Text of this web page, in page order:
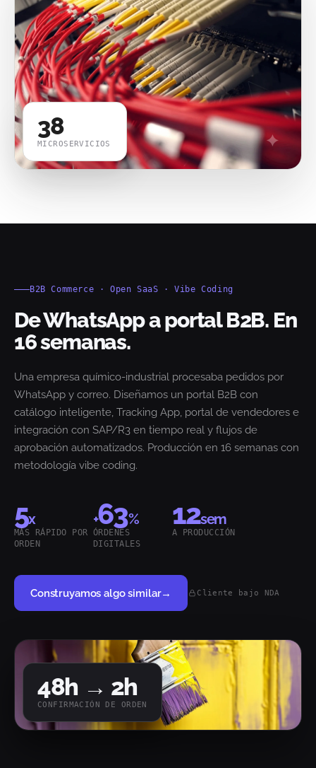
38
MICROSERVICIOS
B2B Commerce · Open SaaS · Vibe Coding
De WhatsApp a portal B2B. En
16 semanas.
Una empresa químico-industrial procesaba pedidos por
WhatsApp y correo. Diseñamos un portal B2B con
catálogo inteligente, Tracking App, portal de vendedores e
integración con SAP/R3 en tiempo real y flujos de
aprobación automatizados. Producción en 16 semanas con
metodología vibe coding.
5x
MÁS RÁPIDO POR
ORDEN
+63%
ÓRDENES
DIGITALES
12sem
A PRODUCCIÓN
Construyamos algo similar→ Cliente bajo NDA
48h → 2h
CONFIRMACIÓN DE ORDEN